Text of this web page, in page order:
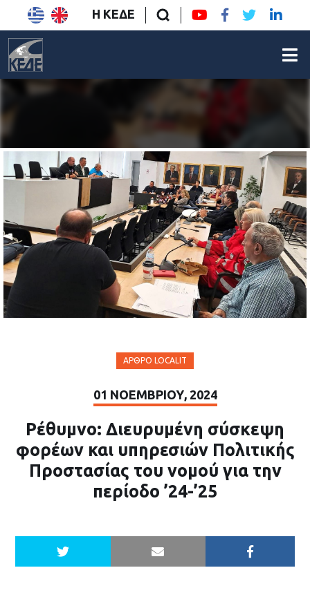
Η ΚΕΔΕ
ΆΡΘΡΟ LOCALIT
01 ΝΟΕΜΒΡΊΟΥ, 2024
Ρέθυμνο: Διευρυμένη σύσκεψη
φορέων και υπηρεσιών Πολιτικής
Προστασίας του νομού για την
περίοδο ’24-’25